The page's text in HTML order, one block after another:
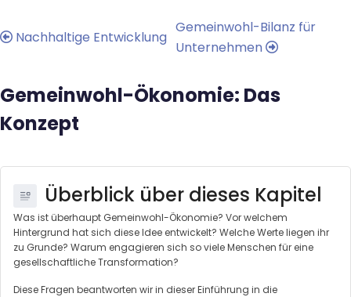
Nachhaltige Entwicklung
Gemeinwohl-Bilanz für
Unternehmen
Gemeinwohl-Ökonomie: Das
Konzept
Überblick über dieses Kapitel
Was ist überhaupt Gemeinwohl-Ökonomie? Vor welchem
Hintergrund hat sich diese Idee entwickelt? Welche Werte liegen ihr
zu Grunde? Warum engagieren sich so viele Menschen für eine
gesellschaftliche Transformation?
Diese Fragen beantworten wir in dieser Einführung in die